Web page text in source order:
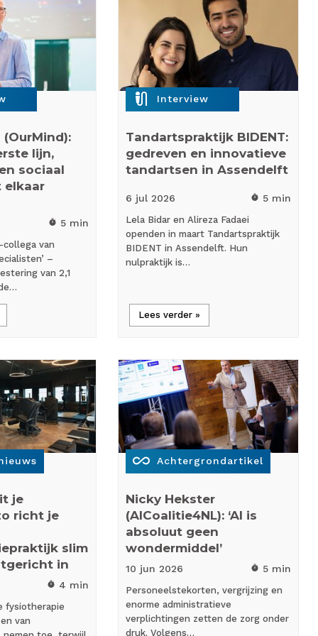
lijn,
sociaal
elkaar
timer 5 min
collega van
–
van 2,1
mic_external_on Interview
Tandartspraktijk BIDENT:
gedreven en innovatieve
tandartsen in Assendelft
6 jul 2026 timer 5 min
Lela Bidar en Alireza Fadaei
openden in maart Tandartspraktijk
BIDENT in Assendelft. Hun
nulpraktijk is…
Lees verder »
je
richt je
slim
in
timer 4 min
fysiotherapie
van
all_inclusive Achtergrondartikel
Nicky Hekster
(AICoalitie4NL): ‘AI is
absoluut geen
wondermiddel’
10 jun 2026 timer 5 min
Personeelstekorten, vergrijzing en
enorme administratieve
verplichtingen zetten de zorg onder
druk. Volgens…